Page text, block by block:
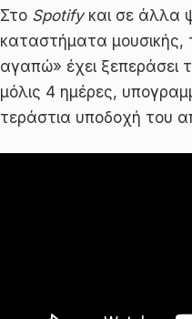
Στο Spotifyκαι σε άλλα
καταστήματα μουσικής,
αγαπώ» έχει ξεπεράσει
μόλις 4 ημέρες,
τεράστια υποδοχή του